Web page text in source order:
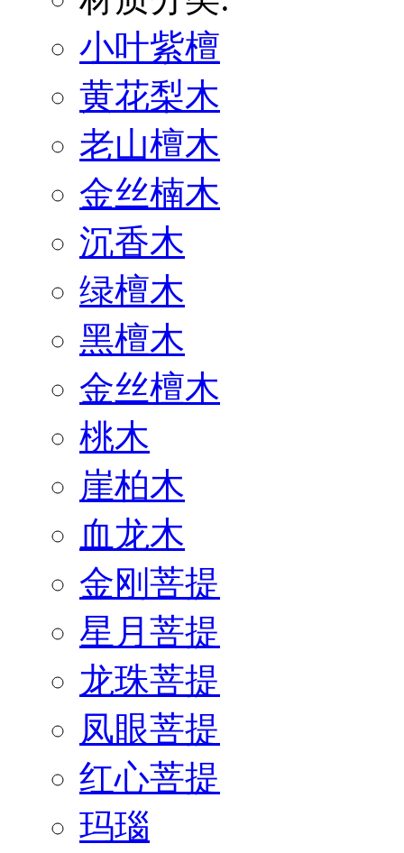
小叶紫檀
黄花梨木
老山檀木
金丝楠木
沉香木
绿檀木
黑檀木
金丝檀木
桃木
崖柏木
血龙木
金刚菩提
星月菩提
龙珠菩提
凤眼菩提
红心菩提
玛瑙